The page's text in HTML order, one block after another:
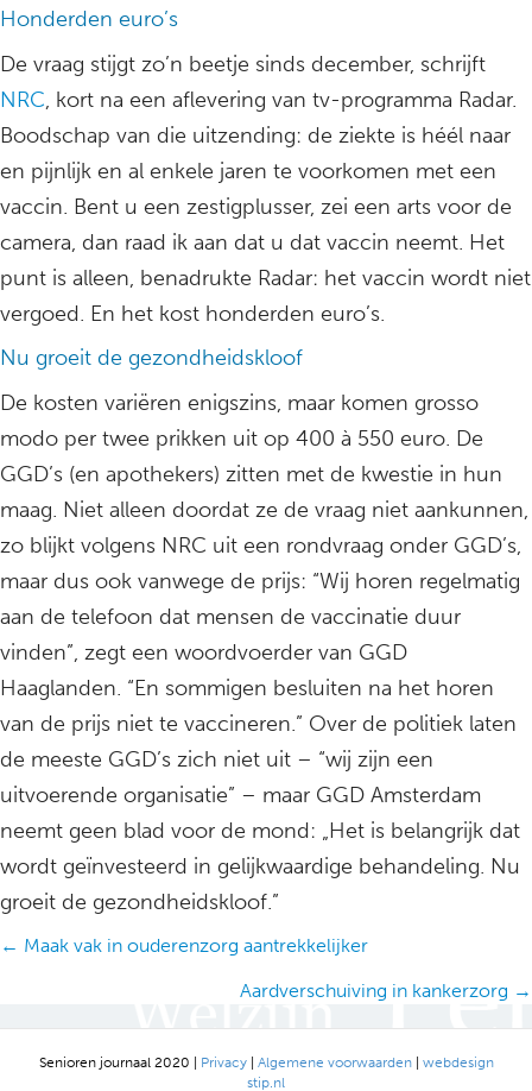
Honderden euro’s
De vraag stijgt zo’n beetje sinds december, schrijft
NRC, kort na een aflevering van tv-programma Radar.
Boodschap van die uitzending: de ziekte is héél naar
en pijnlijk en al enkele jaren te voorkomen met een
vaccin. Bent u een zestigplusser, zei een arts voor de
camera, dan raad ik aan dat u dat vaccin neemt. Het
punt is alleen, benadrukte Radar: het vaccin wordt niet
vergoed. En het kost honderden euro’s.
Nu groeit de gezondheidskloof
De kosten variëren enigszins, maar komen grosso
modo per twee prikken uit op 400 à 550 euro. De
GGD’s (en apothekers) zitten met de kwestie in hun
maag. Niet alleen doordat ze de vraag niet aankunnen,
zo blijkt volgens NRC uit een rondvraag onder GGD’s,
maar dus ook vanwege de prijs: “Wij horen regelmatig
aan de telefoon dat mensen de vaccinatie duur
vinden”, zegt een woordvoerder van GGD
Haaglanden. “En sommigen besluiten na het horen
van de prijs niet te vaccineren.” Over de politiek laten
de meeste GGD’s zich niet uit – “wij zijn een
uitvoerende organisatie” – maar GGD Amsterdam
neemt geen blad voor de mond: „Het is belangrijk dat
wordt geïnvesteerd in gelijkwaardige behandeling. Nu
groeit de gezondheidskloof.”
Posts
← Maak vak in ouderenzorg aantrekkelijker
Aardverschuiving in kankerzorg →
Senioren journaal 2020 | Privacy| Algemene voorwaarden| webdesign
stip.nl